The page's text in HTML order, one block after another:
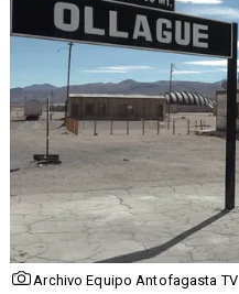
Archivo Equipo Antofagasta TV